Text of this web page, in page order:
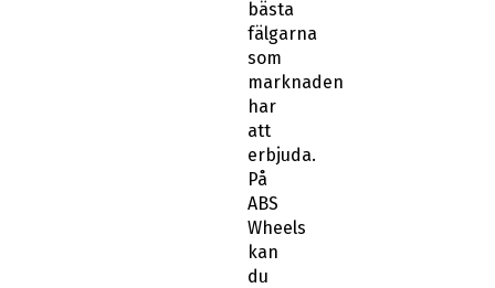
bästa
fälgarna
som
marknaden
har
att
erbjuda.
På
ABS
Wheels
kan
du